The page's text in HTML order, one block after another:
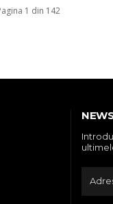
1 din 142